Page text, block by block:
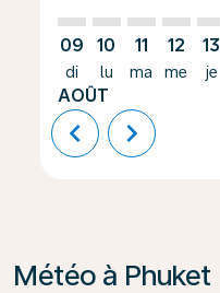
09
di
AOÛT
10
lu
11
ma
12
me
13
je
chevron_left chevron_right
Météo à Phuket